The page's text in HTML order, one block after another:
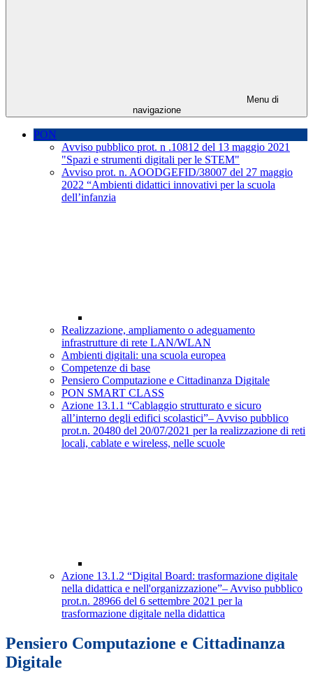
Menu di
navigazione
PON
Avviso pubblico prot. n .10812 del 13 maggio 2021
"Spazi e strumenti digitali per le STEM"
Avviso prot. n. AOODGEFID/38007 del 27 maggio
2022 “Ambienti didattici innovativi per la scuola
dell’infanzia
Realizzazione, ampliamento o adeguamento
infrastrutture di rete LAN/WLAN
Ambienti digitali: una scuola europea
Competenze di base
Pensiero Computazione e Cittadinanza Digitale
PON SMART CLASS
Azione 13.1.1 “Cablaggio strutturato e sicuro
all’interno degli edifici scolastici”– Avviso pubblico
prot.n. 20480 del 20/07/2021 per la realizzazione di reti
locali, cablate e wireless, nelle scuole
Azione 13.1.2 “Digital Board: trasformazione digitale
nella didattica e nell'organizzazione”– Avviso pubblico
prot.n. 28966 del 6 settembre 2021 per la
trasformazione digitale nella didattica
Pensiero Computazione e Cittadinanza
Digitale